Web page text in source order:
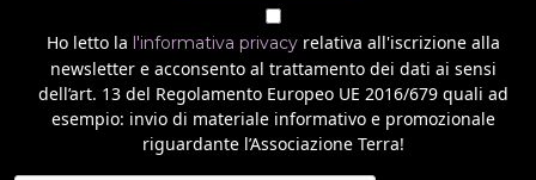
Ho letto la l'informativa privacy relativa all'iscrizione alla
newsletter e acconsento al trattamento dei dati ai sensi
dell’art. 13 del Regolamento Europeo UE 2016/679 quali ad
esempio: invio di materiale informativo e promozionale
riguardante l’Associazione Terra!